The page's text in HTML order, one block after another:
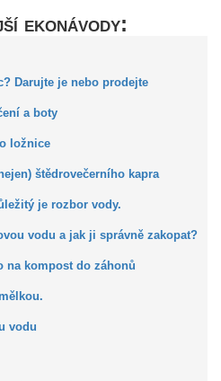
ekonávody:
Darujte je nebo prodejte
a boty
ložnice
štědrovečerního kapra
je rozbor vody.
vodu a jak ji správně zakopat?
na kompost do záhonů
vodu